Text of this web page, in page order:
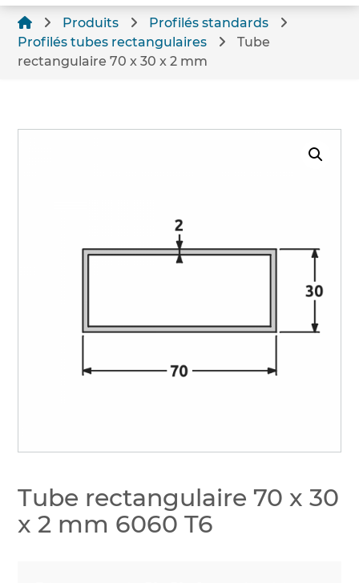
Produits
Profilés standards
Profilés tubes rectangulaires
Tube
rectangulaire 70 x 30 x 2 mm
Tube rectangulaire 70 x 30
x 2 mm 6060 T6